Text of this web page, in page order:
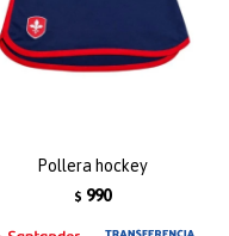
Pollera hockey
$ 990